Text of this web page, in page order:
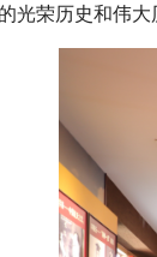
光荣历史和伟